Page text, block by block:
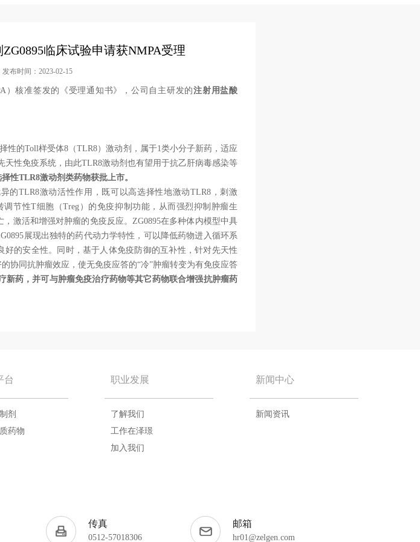
临床试验申请获NMPA受理
布时间：2023-02-15
核准签发的《受理通知书》，公司自主研发的注射用盐酸
的Toll样受体8（TLR8）激动剂，属于1类小分子新药，适应
性免疫系统，由此TLR8激动剂也有望用于抗乙肝病毒感染等
性TLR8激动剂类药物获批上市。
TLR8激动活性作用，既可以高选择性地激动TLR8，刺激
节性T细胞（Treg）的免疫抑制功能，从而强烈抑制肿瘤生
激活和增强对肿瘤的免疫反应。ZG0895在多种体内模型中具
展现出独特的药代动力学特性，可以降低药物进入循环系
的安全性。同时，基于人体免疫防御的互补性，针对先天性
协同抗肿瘤效应，使无免疫应答的“冷”肿瘤转变为有免疫应答
新药，并可与肿瘤免疫治疗药物等其它药物联合增强抗肿瘤药
台
剂
药物
职业发展
了解我们
工作在泽璟
加入我们
新闻中心
新闻资讯
传真
0512-57018306
邮箱
hr01@zelgen.com